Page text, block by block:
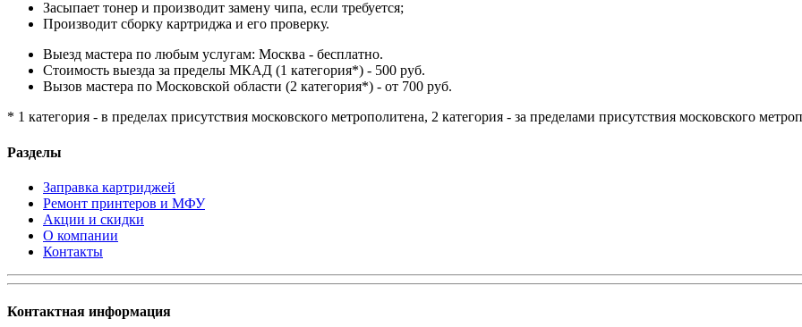
Засыпает тонер и производит замену чипа, если требуется;
Производит сборку картриджа и его проверку.
Выезд мастера по любым услугам: Москва - бесплатно.
Стоимость выезда за пределы МКАД (1 категория*) - 500 руб.
Вызов мастера по Московской области (2 категория*) - от 700 руб.
* 1 категория - в пределах присутствия московского метрополитена, 2 категория - за пределами присутствия московского
Разделы
Заправка картриджей
Ремонт принтеров и МФУ
Акции и скидки
О компании
Контакты
Контактная информация